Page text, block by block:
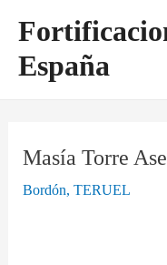
contenido
España
Masía Torre
Bordón,TERUEL
de
entradas